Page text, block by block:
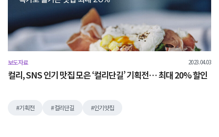
보도자료 2023.04.03
컬리, SNS 인기 맛집 모은 ‘컬리단길’ 기획전… 최대 20% 할인
기획전 컬리단길 인기맛집